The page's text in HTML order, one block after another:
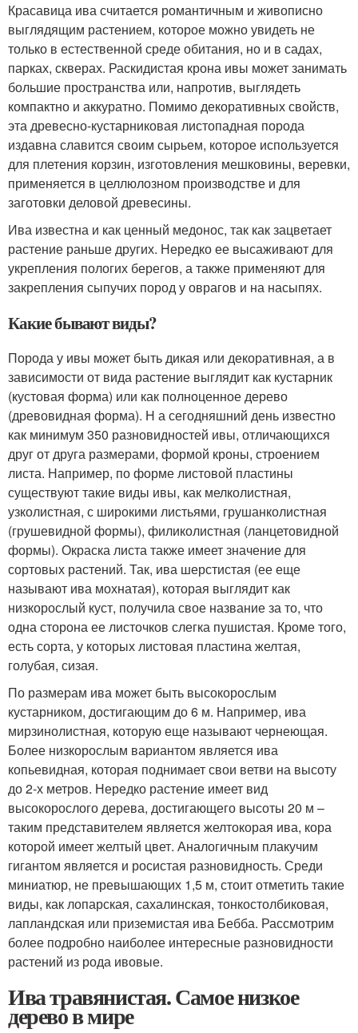
Красавица ива считается романтичным и живописно
выглядящим растением, которое можно увидеть не
только в естественной среде обитания, но и в садах,
парках, скверах. Раскидистая крона ивы может занимать
большие пространства или, напротив, выглядеть
компактно и аккуратно. Помимо декоративных свойств,
эта древесно-кустарниковая листопадная порода
издавна славится своим сырьем, которое используется
для плетения корзин, изготовления мешковины, веревки,
применяется в целлюлозном производстве и для
заготовки деловой древесины.
Ива известна и как ценный медонос, так как зацветает
растение раньше других. Нередко ее высаживают для
укрепления пологих берегов, а также применяют для
закрепления сыпучих пород у оврагов и на насыпях.
Какие бывают виды?
Порода у ивы может быть дикая или декоративная, а в
зависимости от вида растение выглядит как кустарник
(кустовая форма) или как полноценное дерево
(древовидная форма). Н а сегодняшний день известно
как минимум 350 разновидностей ивы, отличающихся
друг от друга размерами, формой кроны, строением
листа. Например, по форме листовой пластины
существуют такие виды ивы, как мелколистная,
узколистная, с широкими листьями, грушанколистная
(грушевидной формы), филиколистная (ланцетовидной
формы). Окраска листа также имеет значение для
сортовых растений. Так, ива шерстистая (ее еще
называют ива мохнатая), которая выглядит как
низкорослый куст, получила свое название за то, что
одна сторона ее листочков слегка пушистая. Кроме того,
есть сорта, у которых листовая пластина желтая,
голубая, сизая.
По размерам ива может быть высокорослым
кустарником, достигающим до 6 м. Например, ива
мирзинолистная, которую еще называют чернеющая.
Более низкорослым вариантом является ива
копьевидная, которая поднимает свои ветви на высоту
до 2-х метров. Нередко растение имеет вид
высокорослого дерева, достигающего высоты 20 м –
таким представителем является желтокорая ива, кора
которой имеет желтый цвет. Аналогичным плакучим
гигантом является и росистая разновидность. Среди
миниатюр, не превышающих 1,5 м, стоит отметить такие
виды, как лопарская, сахалинская, тонкостолбиковая,
лапландская или приземистая ива Бебба. Рассмотрим
более подробно наиболее интересные разновидности
растений из рода ивовые.
Ива травянистая. Самое низкое
дерево в мире